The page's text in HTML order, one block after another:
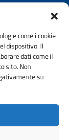
come i cookie
dispositivo. Il
dati come il
sito. Non
su
DI